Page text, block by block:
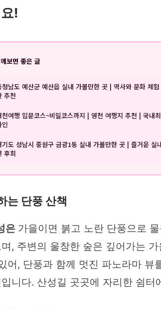
!
보면 좋은 글
청남도 예산군 예산읍 실내 가볼만한 곳 | 역사와 문화 체
추천
천여행 입문코스~비밀코스까지 | 영천 여행지 추천 | 국내
인
기도 성남시 중원구 금광1동 실내 가볼만한 곳 | 즐거운 실
후회
는 단풍 산책
은 가을이면 붉고 노란 단풍으로
, 주변의 울창한 숲은 깊어가는
, 단풍과 함께 멋진 파노라마
니다. 산성길 곳곳에 자리한 쉼